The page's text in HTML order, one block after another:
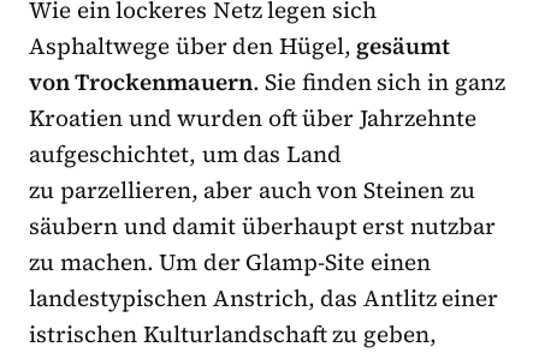
Wie ein lockeres Netz legen sich
Asphaltwege über den Hügel, gesäumt
von Trockenmauern. Sie finden sich in ganz
Kroatien und wurden oft über Jahrzehnte
aufgeschichtet, um das Land
zu parzellieren, aber auch von Steinen zu
säubern und damit überhaupt erst nutzbar
zu machen. Um der Glamp-Site einen
landestypischen Anstrich, das Antlitz einer
istrischen Kulturlandschaft zu geben,